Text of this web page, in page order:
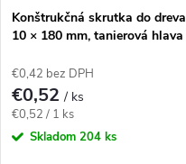
Konštrukčná skrutka do dreva
10 × 180 mm, tanierová hlava
€0,42 bez DPH
€0,52/ ks
Jednotková
cena:
€0,52 / 1 ks
Skladom 204 ks